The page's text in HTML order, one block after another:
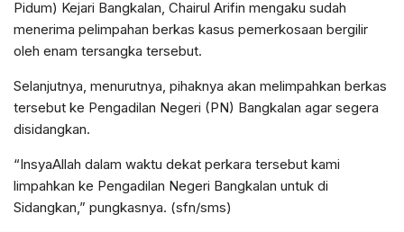
Pidum) Kejari Bangkalan, Chairul Arifin mengaku sudah
menerima pelimpahan berkas kasus pemerkosaan bergilir
oleh enam tersangka tersebut.
Selanjutnya, menurutnya, pihaknya akan melimpahkan berkas
tersebut ke Pengadilan Negeri (PN) Bangkalan agar segera
disidangkan.
“InsyaAllah dalam waktu dekat perkara tersebut kami
limpahkan ke Pengadilan Negeri Bangkalan untuk di
Sidangkan,” pungkasnya. (sfn/sms)